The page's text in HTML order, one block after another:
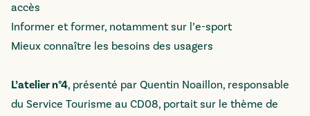
accès
Informer et former, notamment sur l’e-sport
Mieux connaître les besoins des usagers
L’atelier n°4, présenté par Quentin Noaillon, responsable
du Service Tourisme au CD08, portait sur le thème de